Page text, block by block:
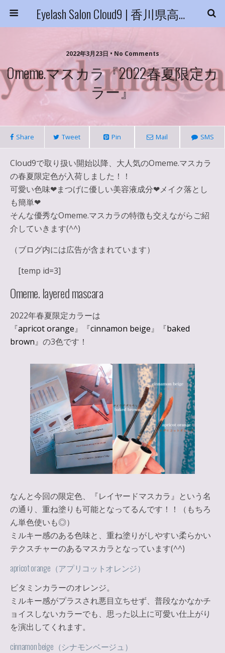
Eyelash Salon Cloud9 | 香川県高松市
2022年3月23日 • No Comments
Omeme.マスカラ『2022春夏限定カ
ラー』
Share Tweet Pin Mail SMS
Cloud9で取り扱い開始以降、大人気のOmeme.マスカラ
の春夏限定色が入荷しました！！
可愛い色味❤︎まつげに優しい美容液成分❤︎メイク落とし
も簡単❤︎
そんな優秀なOmeme.マスカラの特徴も交えながらご紹
介していきます(^^)
（ブログ内には広告が含まれています）
[temp id=3]
Omeme. layered mascara
2022年春夏限定カラーは
『apricot orange』『cinnamon beige』『baked
brown』の3色です！
なんと今回の限定色、『レイヤードマスカラ』という名
の通り、重ね塗りも可能となってるんです！！（もちろ
ん単色使いも◎）
ミルキー感のある色味と、重ね塗りがしやすい柔らかい
テクスチャーのあるマスカラとなっています(^^)
apricot orange（アプリコットオレンジ）
ビタミンカラーのオレンジ。
ミルキー感がプラスされ悪目立ちせず、普段なかなかチ
ョイスしないカラーでも、思った以上に可愛い仕上がり
を演出してくれます。
cinnamon beige（シナモンベージュ）